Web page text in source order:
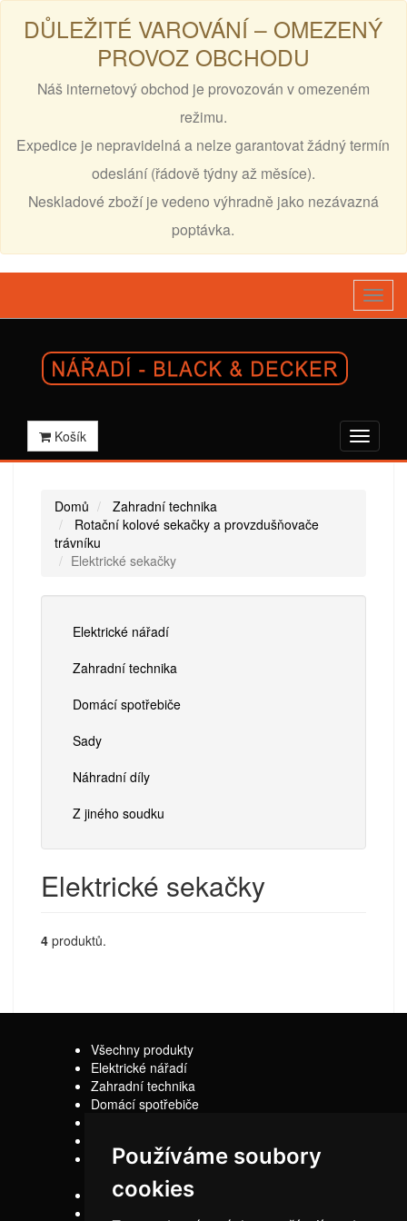
Používáme soubory
cookies
DŮLEŽITÉ VAROVÁNÍ – OMEZENÝ
PROVOZ OBCHODU
Náš internetový obchod je provozován v omezeném
režimu.
Expedice je nepravidelná a nelze garantovat žádný termín
odeslání (řádově týdny až měsíce).
Neskladové zboží je vedeno výhradně jako nezávazná
poptávka.
Košík
Domů
Zahradní technika
Rotační kolové sekačky a provzdušňovače
trávníku
Elektrické sekačky
Elektrické nářadí
Zahradní technika
Domácí spotřebiče
Sady
Náhradní díly
Z jiného soudku
Elektrické sekačky
4 produktů.
Všechny produkty
Elektrické nářadí
Zahradní technika
Domácí spotřebiče
Z jiného soudku
Kontakty